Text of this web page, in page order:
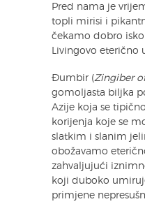
Pred nama je
topli mirisi i
čekamo dobro
Livingovo eterično
Đumbir (Zingiber
gomoljasta biljka
Azije koja se
korijenja koje se
slatkim i slanim
obožavamo
zahvaljujući
koji duboko
primjene